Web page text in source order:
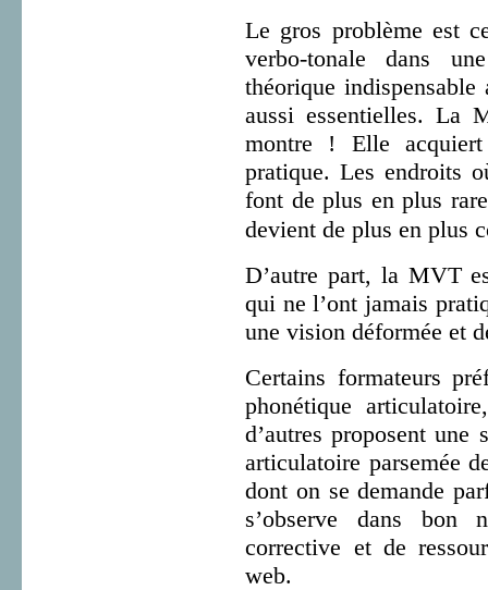
Le gros problème est
verbo-tonale dans
théorique
aussi essentielles. La
montre ! Elle
pratique. Les endroits
font de plus en plus
devient de plus en plus
D’autre part, la MVT
qui ne l’ont jamais
une vision déformée et
Certains formateurs
phonétique
d’autres proposent une
articulatoire parsemée
dont on se demande
s’observe dans bon
corrective et de
web.